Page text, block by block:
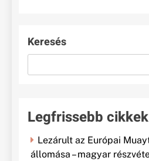
Keresés
Legfrissebb cikkek
Lezárult az Európai
állomása – magyar